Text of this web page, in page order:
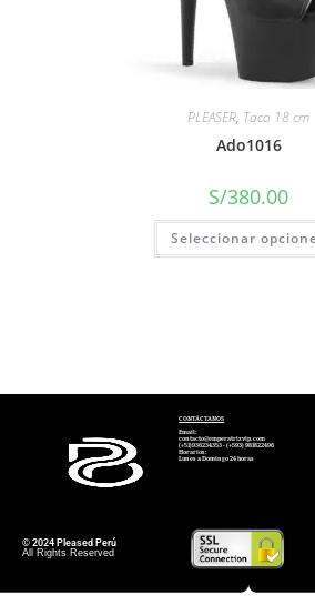
PLEASER, Taco 18 cm
Ado1016
S/380.00
Seleccionar
CONTÁCTANOS
Email:
contacto@emperatrizvip.com
(+51)936234353 - (+593) 981822496
Horarios:
Lunes a Domingo 24 horas
© 2024 Pleased Perú
All Rights Reserved